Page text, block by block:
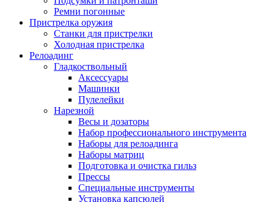
Ремни погонные
Пристрелка оружия
Станки для пристрелки
Холодная пристрелка
Релоадинг
Гладкоствольный
Аксессуары
Машинки
Пулелейки
Нарезной
Весы и дозаторы
Набор профессионального инструмента
Наборы для релоадинга
Наборы матриц
Подготовка и очистка гильз
Прессы
Специальные инструменты
Установка капсюлей